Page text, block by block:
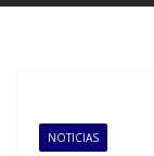
NOTICIAS